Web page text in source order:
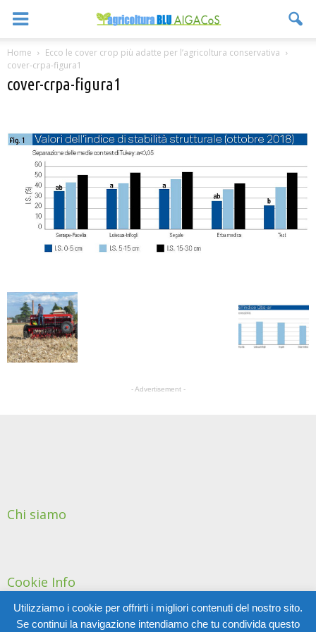
Home
Ecco le cover crop più adatte per l’agricoltura conservativa
cover-crpa-figura1
cover-crpa-figura1
- Advertisement -
Chi siamo
Cookie Info
Utilizziamo i cookie per offrirti i migliori contenuti del nostro sito.
Se continui la navigazione intendiamo che tu condivida questo